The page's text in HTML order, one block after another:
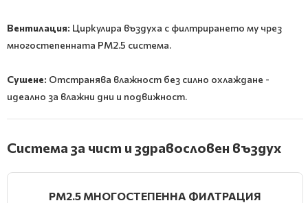
Вентилация: Циркулира въздуха с филтрирането му чрез
многостепенната PM2.5 система.
Сушене: Отстранява влажност без силно охлаждане -
идеално за влажни дни и подвижност.
Система за чист и здравословен въздух
PM2.5 МНОГОСТЕПЕННА ФИЛТРАЦИЯ